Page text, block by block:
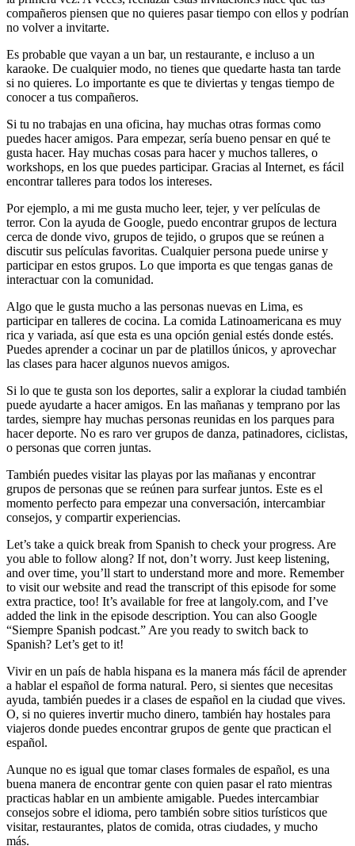
compañeros piensen que no quieres pasar tiempo con ellos y podrían
no volver a invitarte.
Es probable que vayan a un bar, un restaurante, e incluso a un
karaoke. De cualquier modo, no tienes que quedarte hasta tan tarde
si no quieres. Lo importante es que te diviertas y tengas tiempo de
conocer a tus compañeros.
Si tu no trabajas en una oficina, hay muchas otras formas como
puedes hacer amigos. Para empezar, sería bueno pensar en qué te
gusta hacer. Hay muchas cosas para hacer y muchos talleres, o
workshops, en los que puedes participar. Gracias al Internet, es fácil
encontrar talleres para todos los intereses.
Por ejemplo, a mi me gusta mucho leer, tejer, y ver películas de
terror. Con la ayuda de Google, puedo encontrar grupos de lectura
cerca de donde vivo, grupos de tejido, o grupos que se reúnen a
discutir sus películas favoritas. Cualquier persona puede unirse y
participar en estos grupos. Lo que importa es que tengas ganas de
interactuar con la comunidad.
Algo que le gusta mucho a las personas nuevas en Lima, es
participar en talleres de cocina. La comida Latinoamericana es muy
rica y variada, así que esta es una opción genial estés donde estés.
Puedes aprender a cocinar un par de platillos únicos, y aprovechar
las clases para hacer algunos nuevos amigos.
Si lo que te gusta son los deportes, salir a explorar la ciudad también
puede ayudarte a hacer amigos. En las mañanas y temprano por las
tardes, siempre hay muchas personas reunidas en los parques para
hacer deporte. No es raro ver grupos de danza, patinadores, ciclistas,
o personas que corren juntas.
También puedes visitar las playas por las mañanas y encontrar
grupos de personas que se reúnen para surfear juntos. Este es el
momento perfecto para empezar una conversación, intercambiar
consejos, y compartir experiencias.
Let’s take a quick break from Spanish to check your progress. Are
you able to follow along? If not, don’t worry. Just keep listening,
and over time, you’ll start to understand more and more. Remember
to visit our website and read the transcript of this episode for some
extra practice, too! It’s available for free at langoly.com, and I’ve
added the link in the episode description. You can also Google
“Siempre Spanish podcast.” Are you ready to switch back to
Spanish? Let’s get to it!
Vivir en un país de habla hispana es la manera más fácil de aprender
a hablar el español de forma natural. Pero, si sientes que necesitas
ayuda, también puedes ir a clases de español en la ciudad que vives.
O, si no quieres invertir mucho dinero, también hay hostales para
viajeros donde puedes encontrar grupos de gente que practican el
español.
Aunque no es igual que tomar clases formales de español, es una
buena manera de encontrar gente con quien pasar el rato mientras
practicas hablar en un ambiente amigable. Puedes intercambiar
consejos sobre el idioma, pero también sobre sitios turísticos que
visitar, restaurantes, platos de comida, otras ciudades, y mucho
más.